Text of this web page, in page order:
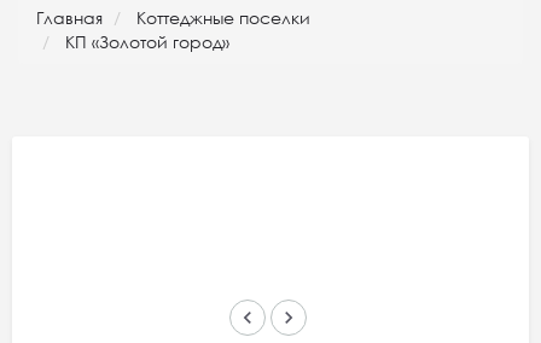
Главная
Коттеджные поселки
КП «Золотой город»
keyboard_arrow_left keyboard_arrow_right